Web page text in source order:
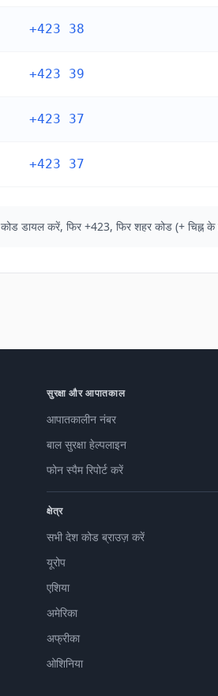
+423 38
+423 39
+423 37
+423 37
डायल करें, फिर +423, फिर शहर कोड (+ चिह्न के
सुरक्षा और आपातकाल
आपातकालीन नंबर
बाल सुरक्षा हेल्पलाइन
फोन स्पैम रिपोर्ट करें
क्षेत्र
सभी देश कोड ब्राउज़ करें
यूरोप
एशिया
अमेरिका
अफ्रीका
ओशिनिया